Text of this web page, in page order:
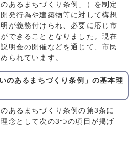
あるまちづくり条例」）を制定
発行為や建築物等に対して構想
が義務付けられ、必要に応じ市
できることとなりました。現在
明会の開催などを通じて、市民
られています。
のあるまちづくり条例」の基本理
あるまちづくり条例の第3条に
念として次の3つの項目が掲げ